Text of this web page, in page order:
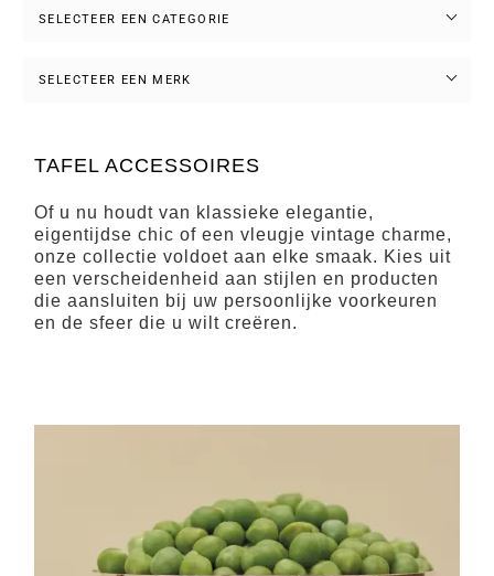
SELECTEER EEN CATEGORIE
SELECTEER EEN MERK
TAFEL ACCESSOIRES
Of u nu houdt van klassieke elegantie,
eigentijdse chic of een vleugje vintage charme,
onze collectie voldoet aan elke smaak. Kies uit
een verscheidenheid aan stijlen en producten
die aansluiten bij uw persoonlijke voorkeuren
en de sfeer die u wilt creëren.